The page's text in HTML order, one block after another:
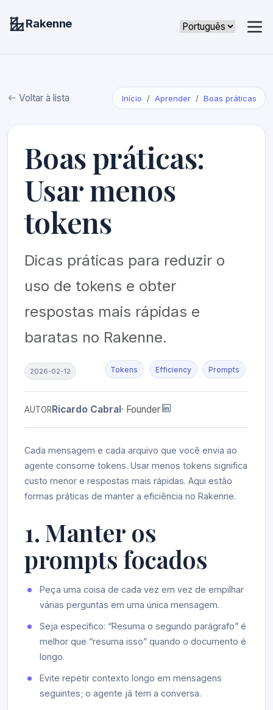
Rakenne
Voltar à lista Início Aprender Boas práticas
Boas práticas:
Usar menos
tokens
Dicas práticas para reduzir o
uso de tokens e obter
respostas mais rápidas e
baratas no Rakenne.
2026-02-12 Tokens Efficiency Prompts
AUTOR Ricardo Cabral · Founder
Cada mensagem e cada arquivo que você envia ao
agente consome tokens. Usar menos tokens significa
custo menor e respostas mais rápidas. Aqui estão
formas práticas de manter a eficiência no Rakenne.
1. Manter os
prompts focados
Peça uma coisa de cada vez em vez de empilhar
várias perguntas em uma única mensagem.
Seja específico: “Resuma o segundo parágrafo” é
melhor que “resuma isso” quando o documento é
longo.
Evite repetir contexto longo em mensagens
seguintes; o agente já tem a conversa.